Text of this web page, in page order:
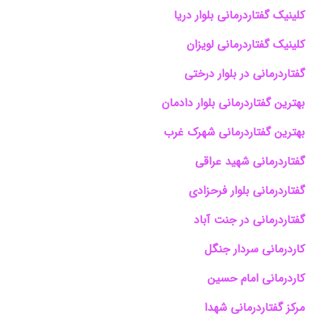
کلینیک گفتاردرمانی بلوار دریا
کلینیک گفتاردرمانی لویزان
گفتاردرمانی در بلوار درختی
بهترین گفتاردرمانی بلوار دادمان
بهترین گفتاردرمانی شهرک غرب
گفتاردرمانی شهید عراقی
گفتاردرمانی بلوار فرحزادی
گفتاردرمانی در جنت آباد
کاردرمانی سردار جنگل
کاردرمانی امام حسین
مرکز گفتاردرمانی شهدا